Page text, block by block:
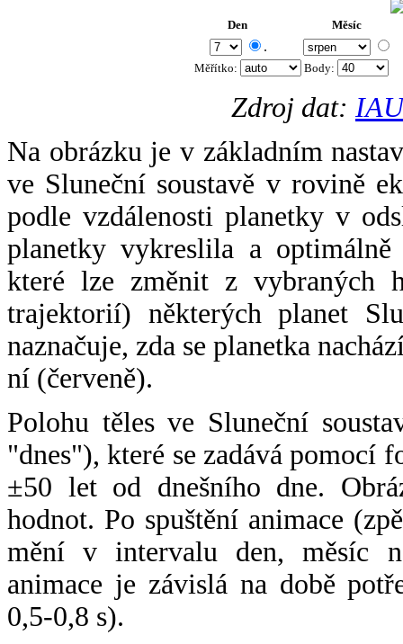
Den Měsíc
.
Měřítko: Body:
Zdroj dat:
Na obrázku je v základním
ve Sluneční soustavě v rovině
podle vzdálenosti planetky v
planetky vykreslila a
které lze změnit z vybraných
trajektorií) některých planet
naznačuje, zda se planetka
ní (červeně).
Polohu těles ve Sluneční
"dnes"), které se zadává pomocí
±50 let od dnešního dne.
hodnot. Po spuštění animace
mění v intervalu den, měsíc
animace je závislá na době
0,5-0,8 s).